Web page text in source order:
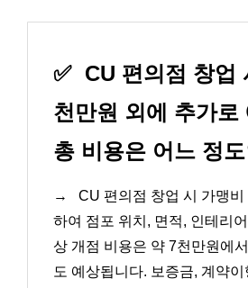
✅ CU 편의점 창업
천만원 외에 추가로
총 비용은 어느 정
→
CU 편의점 창업 시 가맹
하여 점포 위치, 면적, 인테리
상 개점 비용은 약 7천만원에
도 예상됩니다. 보증금, 계약